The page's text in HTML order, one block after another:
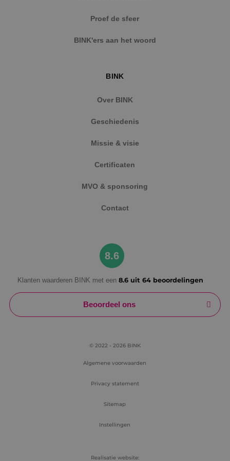
Proef de sfeer
BINK'ers aan het woord
BINK
Over BINK
Geschiedenis
Missie & visie
Certificaten
MVO & sponsoring
Contact
8.6
Klanten waarderen BINK met een 8.6 uit 64 beoordelingen
Beoordeel ons
© 2022 - 2026 BINK
Algemene voorwaarden
Privacy statement
Sitemap
Instellingen
Realisatie website:
Strikt noodzakelijke cookies maken de
website kan niet goed worden gebruikt zonder de
weken